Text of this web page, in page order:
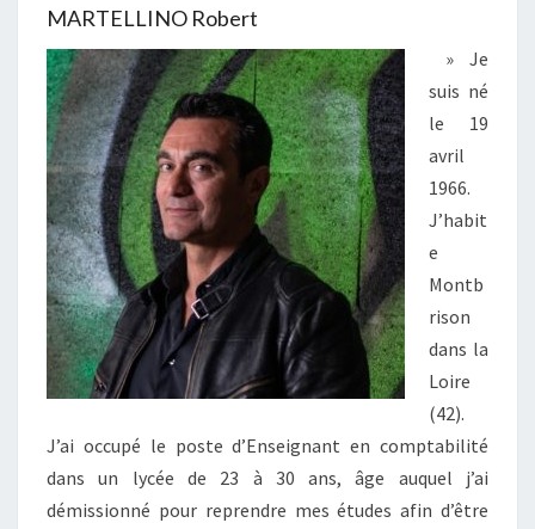
MARTELLINO Robert
» Je
suis né
le 19
avril
1966.
J’habit
e
Montb
rison
dans la
Loire
(42).
J’ai occupé le poste d’Enseignant en comptabilité
dans un lycée de 23 à 30 ans, âge auquel j’ai
démissionné pour reprendre mes études afin d’être